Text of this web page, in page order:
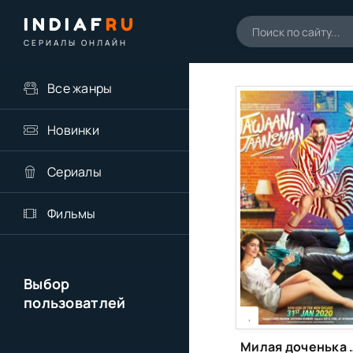
INDIAFRU
СЕРИАЛЫ ОНЛАЙН
Все жанры
Новинки
Сериалы
Фильмы
Выбор
пользоватлей
[xfgiven_season]
,[/xfgiven_season]
Милая